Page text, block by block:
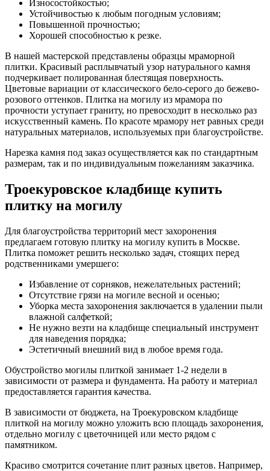
Износостойкостью;
Устойчивостью к любым погодным условиям;
Повышенной прочностью;
Хорошей способностью к резке.
В нашей мастерской представлены образцы мраморной
плитки. Красивый расплывчатый узор натурального камня
подчеркивает полированная блестящая поверхность.
Цветовые вариации от классического бело-серого до бежево-
розового оттенков. Плитка на могилу из мрамора по
прочности уступает граниту, но превосходит в несколько раз
искусственный камень. По красоте мрамору нет равных среди
натуральных материалов, используемых при благоустройстве.
Нарезка камня под заказ осуществляется как по стандартным
размерам, так и по индивидуальным пожеланиям заказчика.
Троекуровское кладбище купить
плитку на могилу
Для благоустройства территорий мест захоронения
предлагаем готовую плитку на могилу купить в Москве.
Плитка поможет решить несколько задач, стоящих перед
родственниками умершего:
Избавление от сорняков, нежелательных растений;
Отсутствие грязи на могиле весной и осенью;
Уборка места захоронения заключается в удалении пыли
влажной салфеткой;
Не нужно везти на кладбище специальный инструмент
для наведения порядка;
Эстетичный внешний вид в любое время года.
Обустройство могилы плиткой занимает 1-2 недели в
зависимости от размера и фундамента. На работу и материал
предоставляется гарантия качества.
В зависимости от бюджета, на Троекуровском кладбище
плиткой на могилу можно уложить всю площадь захоронения,
отдельно могилу с цветочницей или место рядом с
памятником.
Красиво смотрится сочетание плит разных цветов. Например,